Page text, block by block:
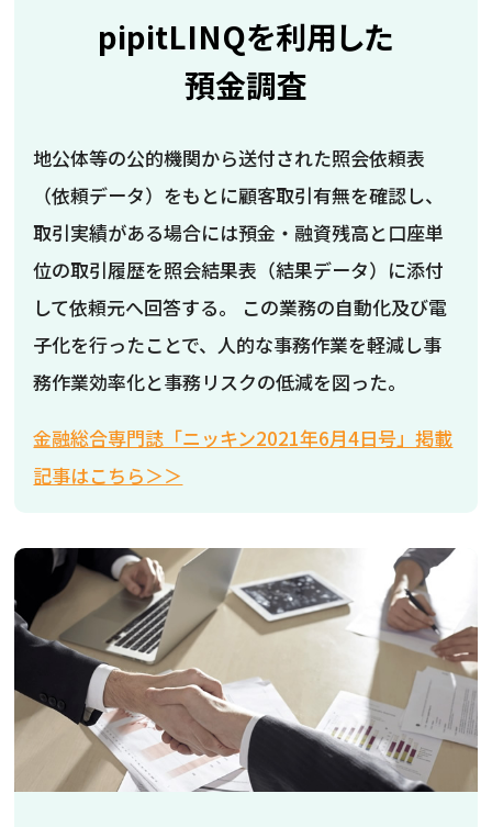
pipitLINQを利用した
預金調査
地公体等の公的機関から送付された照会依頼表
（依頼データ）をもとに顧客取引有無を確認し、
取引実績がある場合には預金・融資残高と口座単
位の取引履歴を照会結果表（結果データ）に添付
して依頼元へ回答する。 この業務の自動化及び電
子化を行ったことで、人的な事務作業を軽減し事
務作業効率化と事務リスクの低減を図った。
金融総合専門誌「ニッキン2021年6月4日号」掲載
記事はこちら＞＞